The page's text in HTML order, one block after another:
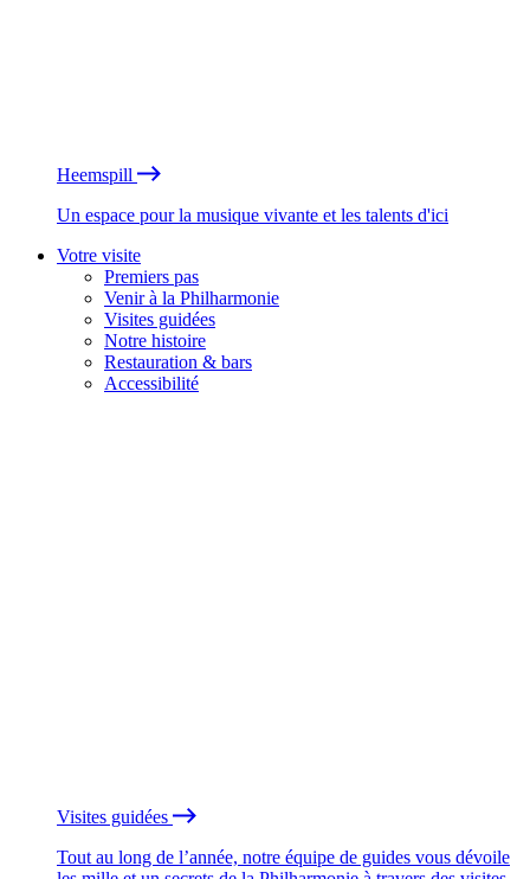
Heemspill
Un espace pour la musique vivante et les talents d'ici
Votre visite
Premiers pas
Venir à la Philharmonie
Visites guidées
Notre histoire
Restauration & bars
Accessibilité
Visites guidées
Tout au long de l’année, notre équipe de guides vous dévoile